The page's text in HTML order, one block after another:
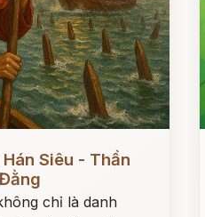
Siêu - Thần
chỉ là danh